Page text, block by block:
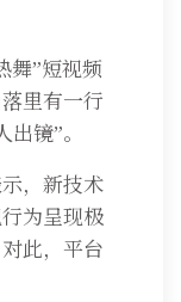
”短视频
里有一行
镜”。
，新技术
为呈现极
此，平台